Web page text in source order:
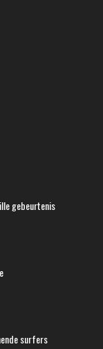
gebeurtenis
surfers